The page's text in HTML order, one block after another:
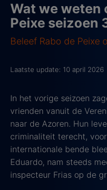
Wat we weten
Peixe seizoen
Beleef Rabo de Peixe
Laatste update: 10 april 2026
In het vorige seizoen
vrienden vanuit de
naar de Azoren. Hun
criminaliteit terecht,
internationale bende
Eduardo, nam steeds
inspecteur Frias op de